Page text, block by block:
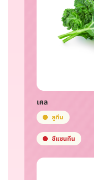
เคล
ลูทีน
ซีแซนทีน